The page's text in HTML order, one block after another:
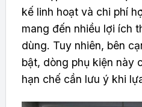
kế linh hoạt và chi phí
mang đến nhiều lợi ích
dùng. Tuy nhiên, bên
bật, dòng phụ kiện này
hạn chế cần lưu ý khi